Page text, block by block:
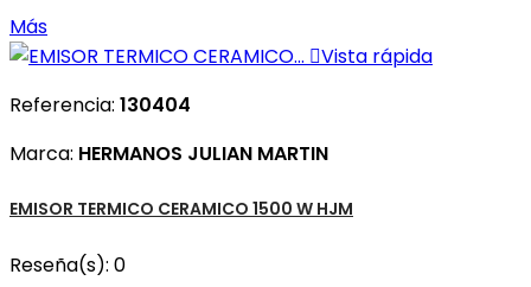
Más
Vista rápida
Referencia: 130404
Marca: HERMANOS JULIAN MARTIN
EMISOR TERMICO CERAMICO 1500 W HJM
Reseña(s): 0